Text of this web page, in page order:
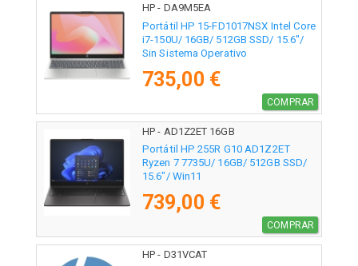
HP - DA9M5EA
Portátil HP 15-FD1017NSX Intel Core
i7-150U/ 16GB/ 512GB SSD/ 15.6"/
Sin Sistema Operativo
735,00 €
COMPRAR
HP - AD1Z2ET 16GB
Portátil HP 255R G10 AD1Z2ET
Ryzen 7 7735U/ 16GB/ 512GB SSD/
15.6"/ Win11
739,00 €
COMPRAR
HP - D31VCAT